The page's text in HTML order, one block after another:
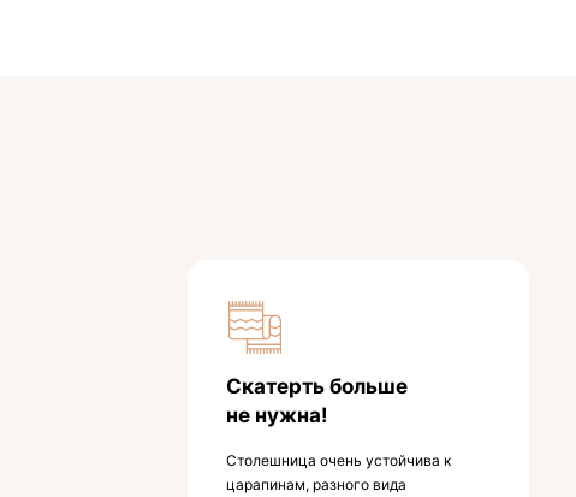
Скатерть больше
не нужна!
Столешница очень устойчива к
царапинам, разного вида